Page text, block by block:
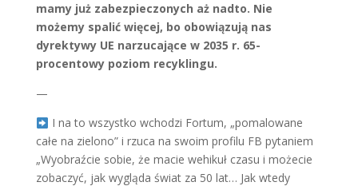
mamy już zabezpieczonych aż nadto. Nie
możemy spalić więcej, bo obowiązują nas
dyrektywy UE narzucające w 2035 r. 65-
procentowy poziom recyklingu.
—
I na to wszystko wchodzi Fortum, „pomalowane
całe na zielono” i rzuca na swoim profilu FB pytaniem
„Wyobraźcie sobie, że macie wehikuł czasu i możecie
zobaczyć, jak wygląda świat za 50 lat… Jak wtedy